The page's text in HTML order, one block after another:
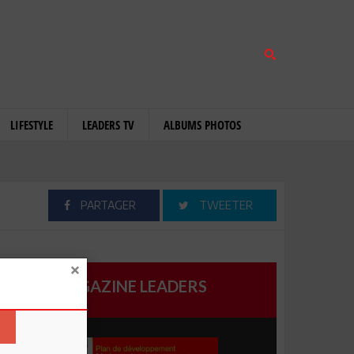
LIFESTYLE LEADERS TV ALBUMS PHOTOS
PARTAGER TWEETER
MAGAZINE LEADERS